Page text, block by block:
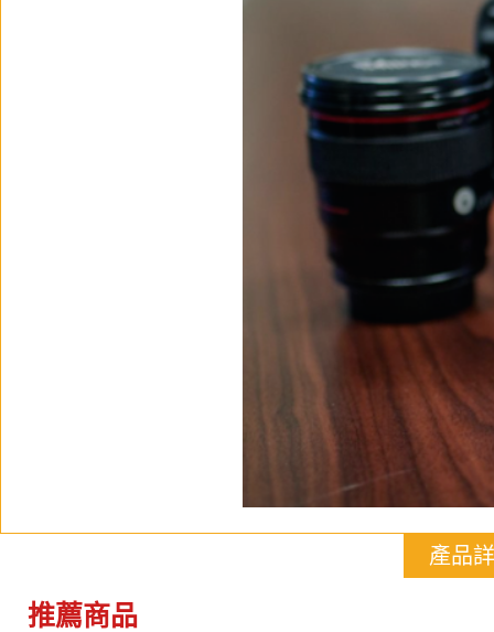
產品
推薦商品